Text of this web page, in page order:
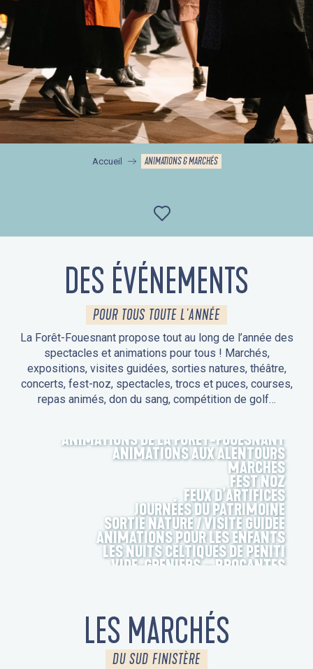
Accueil ANIMATIONS & MARCHÉS
Ajouter aux
DES ÉVÉNEMENTS
POUR TOUS TOUTE L'ANNÉE
La Forêt-Fouesnant propose tout au long de l’année des
spectacles et animations pour tous ! Marchés,
expositions, visites guidées, sorties natures, théâtre,
concerts, fest-noz, spectacles, trocs et puces, courses,
repas animés, don du sang, compétition de golf…
ANIMATIONS DE LA FORÊT-FOUESNANT
ANIMATIONS AUX ALENTOURS
MARCHÉS
FEST NOZ
FEUX D’ARTIFICES
JOURNÉES DU PATRIMOINE
SORTIE NATURE / VISITE GUIDÉE
ANIMATIONS POUR LES ENFANTS
LES NUITS CELTIQUES DE PENITI
VIDE-GRENIERS – BROCANTES
LES MARCHÉS
DU SUD FINISTÈRE